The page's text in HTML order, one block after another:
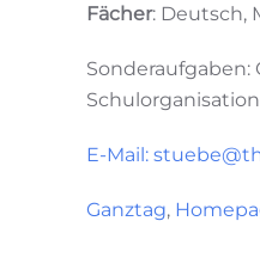
Fächer: Deutsch,
Sonderaufgaben:
Schulorganisation
E-Mail:
Ganztag,